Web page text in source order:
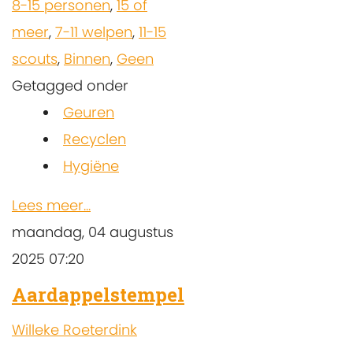
8-15 personen, 15 of
meer, 7-11 welpen, 11-15
scouts, Binnen, Geen
Getagged onder
Geuren
Recyclen
Hygiëne
Lees meer...
maandag, 04 augustus
2025 07:20
Aardappelstempel
Willeke Roeterdink